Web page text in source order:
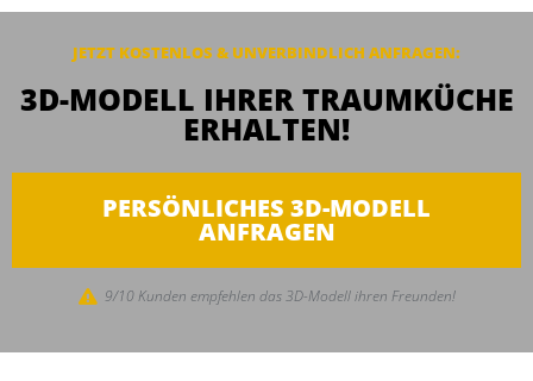
JETZT KOSTENLOS & UNVERBINDLICH ANFRAGEN:
3D-MODELL IHRER TRAUMKÜCHE
ERHALTEN!
PERSÖNLICHES 3D-MODELL
ANFRAGEN
9/10 Kunden empfehlen das 3D-Modell ihren Freunden!